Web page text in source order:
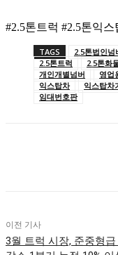
#2.5톤트럭 #2.5톤익
TAGS 2.5톤법인넘
2.5톤트럭
2.5톤화
개인개별넘버
영업
익스탑차
익스탑차
임대번호판
이전 기사
3월 트럭 시장, 준중형급